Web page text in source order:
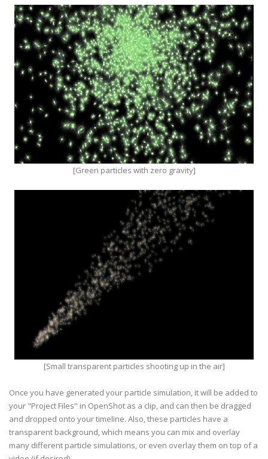
[Green particles with zero gravity]
[Small transparent particles shooting up in the air]
Once you have generated your particle simulation, it will be added to
your "Project Files" in OpenShot as a clip, and can then be dragged
and dropped onto your timeline. Also, these particles have a
transparent background, which means you can mix and overlay
many different particle simulations, or even overlay them on top of a